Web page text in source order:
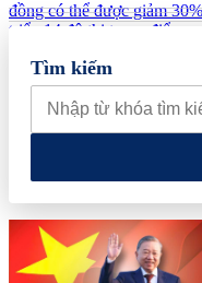
đồng có thể được giảm
triển 14 đô thị trọng điểm,
Vua quạt Trần
tiếng và vướng vòng lao lý
520 gian hàng, thúc đẩy
giới
Thiết kế kiến trúc
vinh danh tại Dot Property
Tìm kiếm